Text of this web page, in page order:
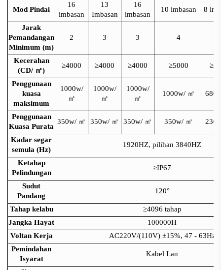
Mod Pindai
16
imbasan
13
Imbasan
16
imbasan
10 imbasan 8
Jarak
Pemandangan
Minimum (m)
2 3 3 4
Kecerahan
(CD/ ㎡)
≥4000 ≥4000 ≥4000 ≥5000
Penggunaan
kuasa
maksimum
1000w/
㎡
1000w/
㎡
1000w/
㎡
1000w/ ㎡
Penggunaan
Kuasa Purata
350w/ ㎡ 350w/ ㎡ 350w/ ㎡ 350w/ ㎡
Kadar segar
semula (Hz)
1920HZ, pilihan 3840HZ
Ketahap
Pelindungan
≥IP67
Sudut
Pandang
120°
Tahap kelabu
≥4096 tahap
Jangka Hayat
100000H
Voltan Kerja
AC220V/(110V) ±15%, 47 - 63Hz
Pemindahan
Isyarat
Kabel Lan